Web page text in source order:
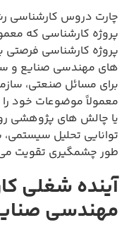
چارت دروس کارشناسی
پروژه کارشناسی
های مهندسی صنایع و
برای مسائل صنعتی،
معمولاً موضوعات خود را
یا چالش های پژوهشی
توانایی تحلیل
طور چشمگیری تقویت می
آینده شغلی
مهندسی